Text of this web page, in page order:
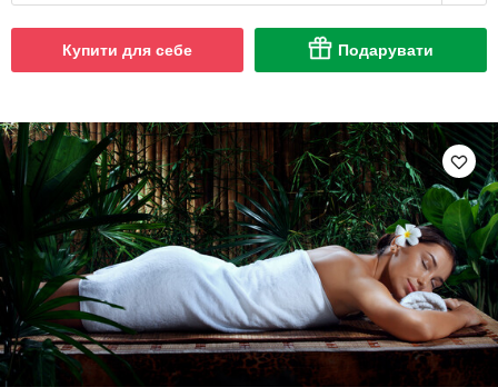
Купити для себе Подарувати